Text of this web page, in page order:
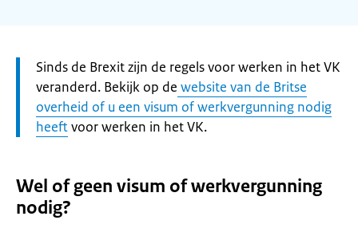
Let
op:
Sinds de Brexit zijn de regels voor werken in het VK
veranderd. Bekijk op de website van de Britse
overheid of u een visum of werkvergunning nodig
heeftvoor werken in het VK.
Wel of geen visum of werkvergunning
nodig?